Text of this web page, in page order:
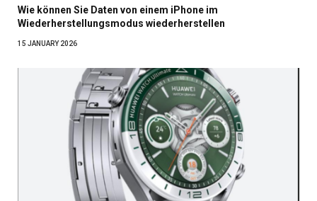
Wie können Sie Daten von einem iPhone im
Wiederherstellungsmodus wiederherstellen
15 JANUARY 2026